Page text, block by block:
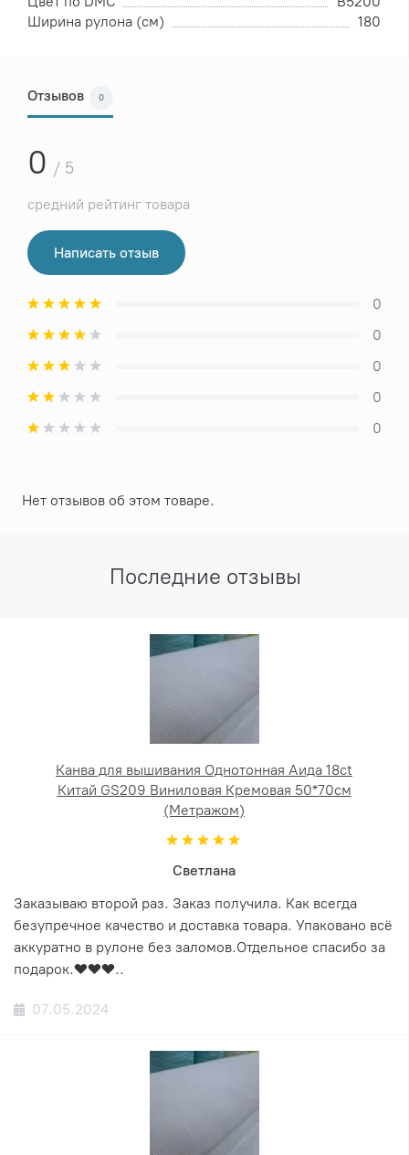
Ширина рулона (см)
180
Отзывов 0
0 / 5
средний рейтинг товара
Написать отзыв
0
0
0
0
0
Нет отзывов об этом товаре.
Последние отзывы
Канва для вышивания Однотонная Аида 18ct
Китай GS209 Виниловая Кремовая 50*70см
(Метражом)
Светлана
Заказываю второй раз. Заказ получила. Как всегда
безупречное качество и доставка товара. Упаковано всё
аккуратно в рулоне без заломов.Отдельное спасибо за
подарок.❤️❤️❤️..
07.05.2024